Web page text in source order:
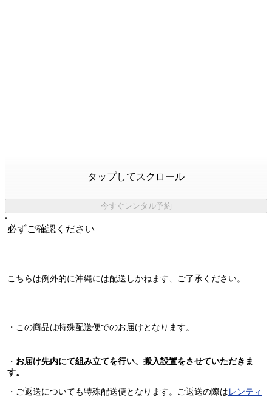
タップしてスクロール
今すぐレンタル予約
必ずご確認ください
こちらは例外的に沖縄には配送しかねます 、ご了承ください。
・この商品は特殊配送便でのお届けとなります。
・ お届け先内にて組み立てを行い、搬入設置をさせていただきま
す。
・ご返送についても特殊配送便となります。ご返送の際は レンティ